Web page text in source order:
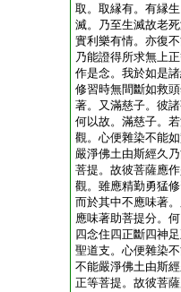
取。取縁有。有縁
滅。乃至生滅故老
實利樂有情。亦復
乃能證得所求無上
作是念。我於如是
修習時無間斷如救
著。又滿慈子。彼
何以故。滿慈子。
觀。心便雜染不能
嚴淨佛土由斯經久
菩提。故彼菩薩應
觀。雖應精勤勇猛
而於其中不應味著
應味著助菩提分。
四念住四正斷四神
聖道支。心便雜染
不能嚴淨佛土由斯
正等菩提。故彼菩